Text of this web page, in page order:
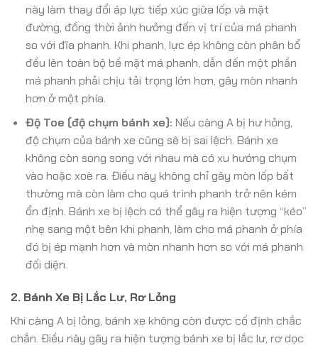
này làm thay đổi áp lực tiếp xúc giữa lốp và mặt
đường, đồng thời ảnh hưởng đến vị trí của má phanh
so với đĩa phanh. Khi phanh, lực ép không còn phân bổ
đều lên toàn bộ bề mặt má phanh, dẫn đến một phần
má phanh phải chịu tải trọng lớn hơn, gây mòn nhanh
hơn ở một phía.
Độ Toe (độ chụm bánh xe): Nếu càng A bị hư hỏng,
độ chụm của bánh xe cũng sẽ bị sai lệch. Bánh xe
không còn song song với nhau mà có xu hướng chụm
vào hoặc xoè ra. Điều này không chỉ gây mòn lốp bất
thường mà còn làm cho quá trình phanh trở nên kém
ổn định. Bánh xe bị lệch có thể gây ra hiện tượng “kéo”
nhẹ sang một bên khi phanh, làm cho má phanh ở phía
đó bị ép mạnh hơn và mòn nhanh hơn so với má phanh
đối diện.
2. Bánh Xe Bị Lắc Lư, Rơ Lỏng
Khi càng A bị lỏng, bánh xe không còn được cố định chắc
chắn. Điều này gây ra hiện tượng bánh xe bị lắc lư, rơ dọc